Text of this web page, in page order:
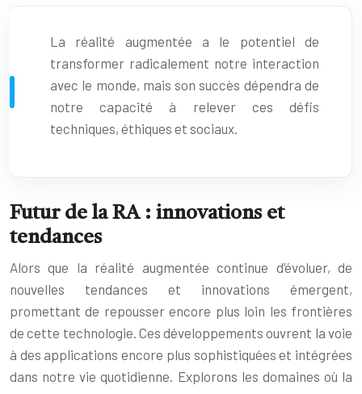
La réalité augmentée a le potentiel de
transformer radicalement notre interaction
avec le monde, mais son succès dépendra de
notre capacité à relever ces défis
techniques, éthiques et sociaux.
Futur de la RA : innovations et
tendances
Alors que la réalité augmentée continue d’évoluer, de
nouvelles tendances et innovations émergent,
promettant de repousser encore plus loin les frontières
de cette technologie. Ces développements ouvrent la voie
à des applications encore plus sophistiquées et intégrées
dans notre vie quotidienne. Explorons les domaines où la